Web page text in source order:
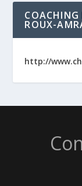
COACHING
ROUX-
http://